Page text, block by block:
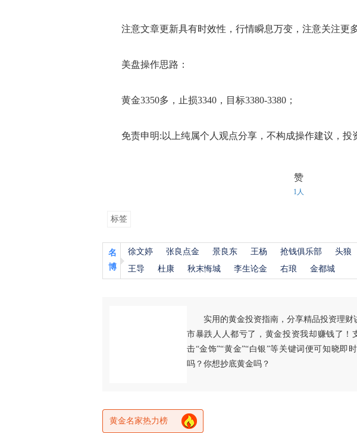
注意文章更新具有时效性，行情瞬息万变，注意关注更多
美盘操作思路：
黄金3350多，止损3340，目标3380-3380；
免责申明:以上纯属个人观点分享，不构成操作建议，投
赞
1人
标签
名
博
徐文婷 张良点金 景良东 王杨 抢钱俱乐部
头狼
王导
杜康 秋末悔城 李生论金 右琅 金都城
实用的黄金投资指南，分享精品投资理
市暴跌人人都亏了，黄金投资我却赚钱了！
击“金饰”“黄金”“白银”等关键词便可知晓即
吗？你想抄底黄金吗？
黄金名家热力榜